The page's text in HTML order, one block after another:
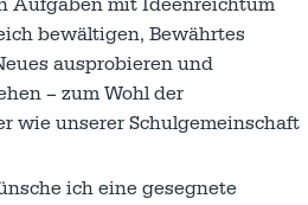
Aufgaben mit Ideenreichtum
bewältigen, Bewährtes
ausprobieren und
– zum Wohl der
wie unserer Schulgemeinschaft
ich eine gesegnete